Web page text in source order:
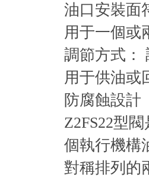
油口安裝面
用于一個或
調節方式：
用于供油或
防腐蝕設計
Z2FS22型
個執行機構
對稱排列的